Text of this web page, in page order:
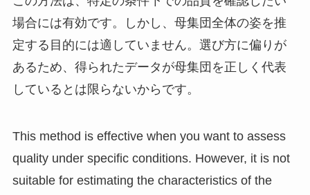
場合には有効です。しかし、母集団全体の姿を推
定する目的には適していません。選び方に偏りが
あるため、得られたデータが母集団を正しく代表
しているとは限らないからです。
This method is effective when you want to assess
quality under specific conditions. However, it is not
suitable for estimating the characteristics of the